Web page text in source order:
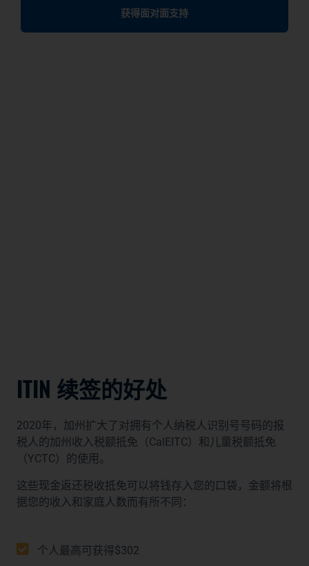
获得面对面支持
ITIN 续签的好处
2020年，加州扩大了对拥有个人纳税人识别号号码的报
税人的加州收入税额抵免（CalEITC）和儿童税额抵免
（YCTC）的使用。
这些现金返还税收抵免可以将钱存入您的口袋，金额将根
据您的收入和家庭人数而有所不同：
个人最高可获得$302